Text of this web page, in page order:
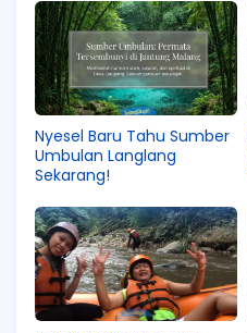
Nyesel Baru Tahu Sumber
Umbulan Langlang
Sekarang!